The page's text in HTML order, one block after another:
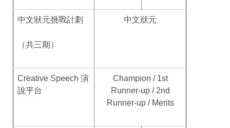
中文狀元挑戰計劃
（共三期）
中文狀元
Creative Speech 演
說平台
Champion / 1st
Runner-up / 2nd
Runner-up / Merits